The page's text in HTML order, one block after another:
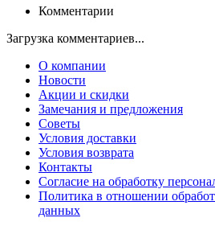
Комментарии
Загрузка комментариев...
О компании
Новости
Акции и скидки
Замечания и предложения
Советы
Условия доставки
Условия возврата
Контакты
Согласие на обработку
Политика в отношении
данных